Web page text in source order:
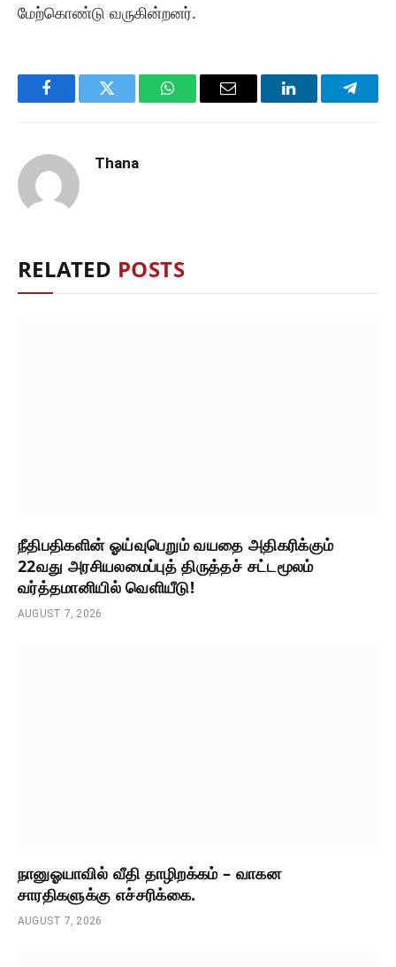
மேற்கொண்டு வருகின்றனர்.
FacebookTwitter WhatsAppEmail LinkedIn
Thana
RELATED POSTS
நீதிபதிகளின் ஓய்வுபெறும் வயதை அதிகரிக்கும்
22வது அரசியலமைப்புத் திருத்தச் சட்டமூலம்
வர்த்தமானியில் வெளியீடு!
AUGUST 7, 2026
நானுஓயாவில் வீதி தாழிறக்கம் – வாகன
சாரதிகளுக்கு எச்சரிக்கை.
AUGUST 7, 2026